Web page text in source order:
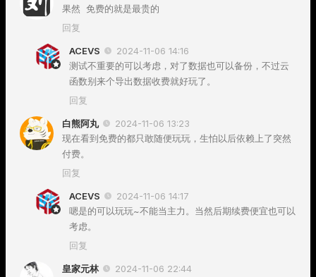
果然 免费的就是最贵的
回复
ACEVS
2024-11-06 14:16
测试不重要的可以考虑，对了数据也可以备份，不过云
函数别来个导出数据收费就好玩了。
回复
白熊阿丸
2024-11-06 13:23
现在看到免费的都只敢随便玩玩，生怕以后依赖上了突然
付费。
回复
ACEVS
2024-11-06 14:17
嗯是的可以玩玩~不能当主力。当然后期续费便宜也可以
考虑。
回复
皇家元林
2024-11-06 22:44